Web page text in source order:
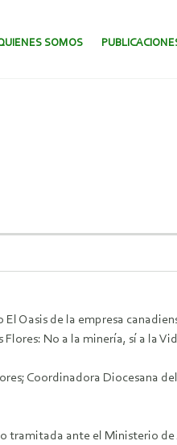
CONTENIDO.SOMOS
Oasis de la empresa
No a la minería, sí a la
Coordinadora Diocesana
tramitada ante el Ministerio